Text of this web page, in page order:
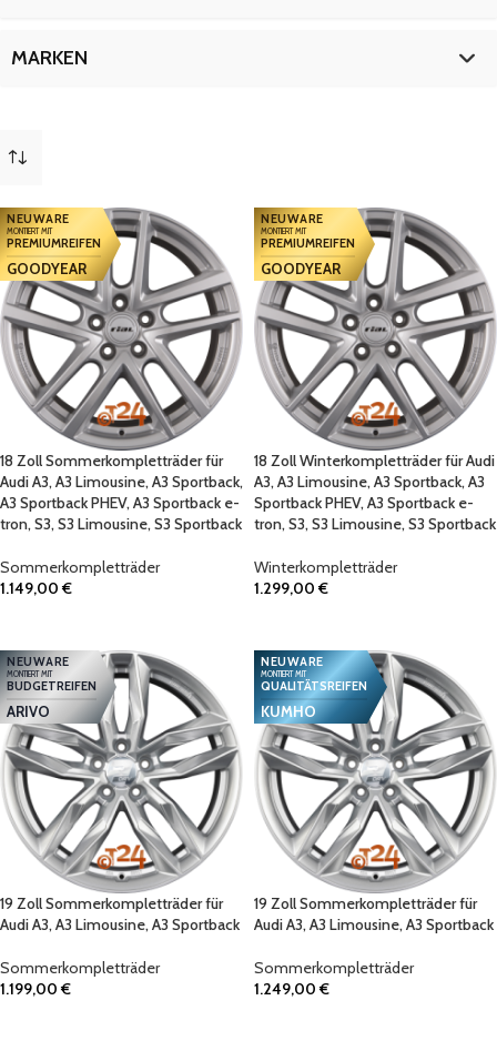
S3
2
MARKEN
NEUWARE
MONTIERT MIT
PREMIUMREIFEN
GOODYEAR
18 Zoll Sommerkompletträder für
Audi A3, A3 Limousine, A3 Sportback,
A3 Sportback PHEV, A3 Sportback e-
tron, S3, S3 Limousine, S3 Sportback
Sommerkompletträder
1.149,00€
NEUWARE
MONTIERT MIT
PREMIUMREIFEN
GOODYEAR
18 Zoll Winterkompletträder für Audi
A3, A3 Limousine, A3 Sportback, A3
Sportback PHEV, A3 Sportback e-
tron, S3, S3 Limousine, S3 Sportback
Winterkompletträder
1.299,00€
NEUWARE
MONTIERT MIT
BUDGETREIFEN
ARIVO
19 Zoll Sommerkompletträder für
Audi A3, A3 Limousine, A3 Sportback
Sommerkompletträder
1.199,00€
NEUWARE
MONTIERT MIT
QUALITÄTSREIFEN
KUMHO
19 Zoll Sommerkompletträder für
Audi A3, A3 Limousine, A3 Sportback
Sommerkompletträder
1.249,00€